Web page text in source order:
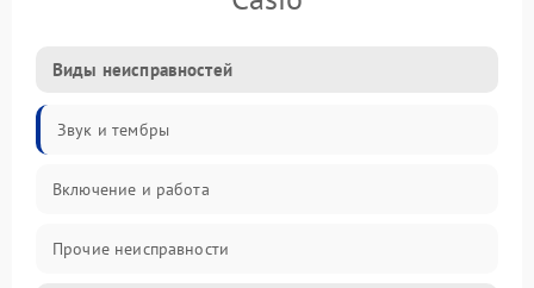
Виды неисправностей
Звук и тембры
Включение и работа
Прочие неисправности